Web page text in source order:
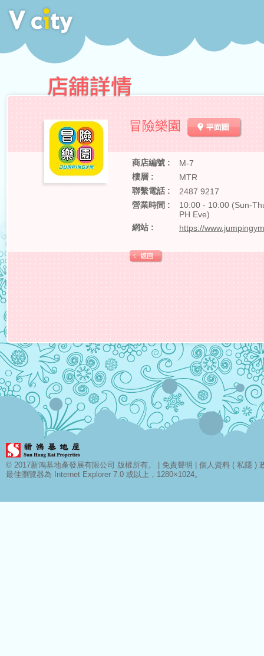
冒險樂園
商店編號 :
M-7
樓層 :
MTR
聯繫電話 :
2487 9217
營業時間 :
10:00 - 10:00 (Sun-
PH Eve)
網站 :
https://
© 2017新鴻基地產發展有限公司 版權所有。 | 免責聲明
個人資料 ( 私隱 )
最佳瀏覽器為 Internet Explorer 7.0 或以上，1280×1024。